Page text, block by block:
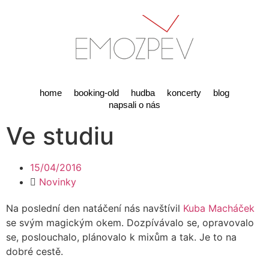
home booking-old hudba koncerty
blog
napsali o nás
Ve studiu
15/04/2016
Novinky
Na poslední den natáčení nás navštívil Kuba Macháček
se svým magickým okem. Dozpívávalo se, opravovalo
se, poslouchalo, plánovalo k mixům a tak. Je to na
dobré cestě.